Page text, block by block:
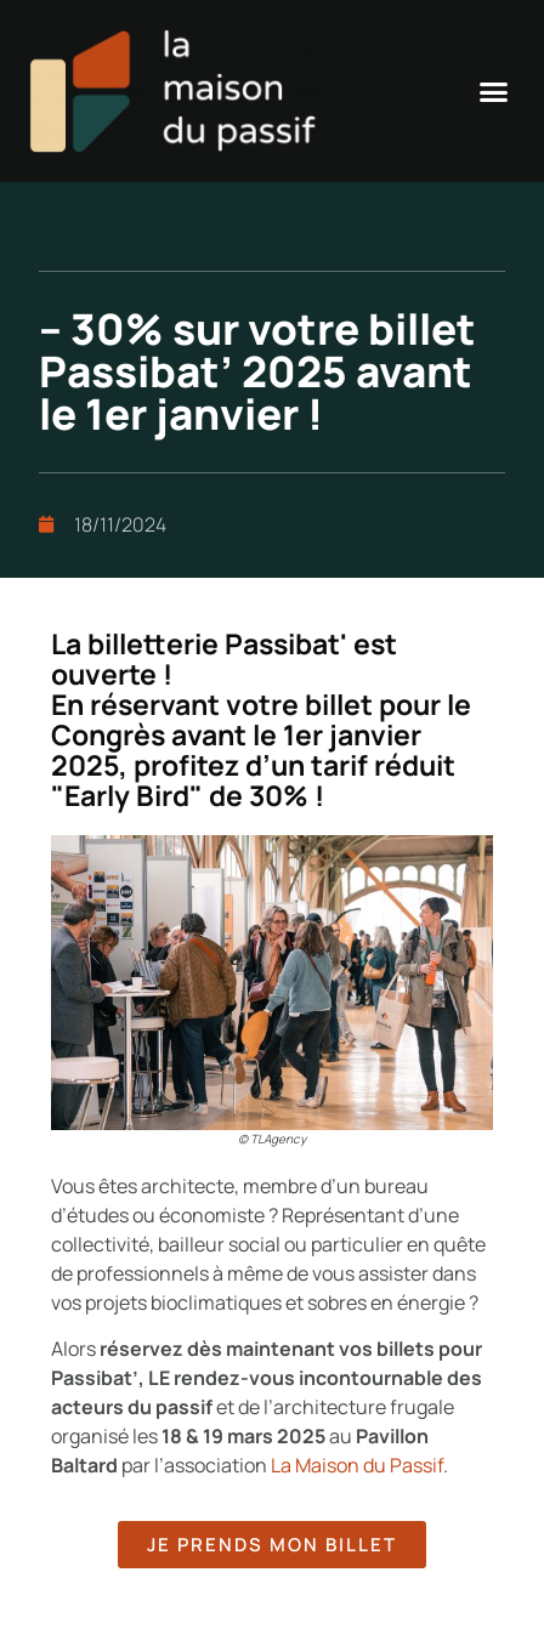
– 30% sur votre billet
Passibat’ 2025 avant
le 1er janvier !
18/11/2024
La billetterie Passibat' est
ouverte !
En réservant votre billet pour le
Congrès avant le 1er janvier
2025, profitez d’un tarif réduit
"Early Bird" de 30% !
© TLAgency
Vous êtes architecte, membre d’un bureau
d’études ou économiste ? Représentant d’une
collectivité, bailleur social ou particulier en quête
de professionnels à même de vous assister dans
vos projets bioclimatiques et sobres en énergie ?
Alorsréservez dès maintenant vos billets pour
Passibat’, LE rendez-vous incontournable des
acteurs du passifet de l’architecture frugale
organisé les18 & 19 mars 2025au Pavillon
Baltard par l’association La Maison du Passif.
JE PRENDS MON BILLET